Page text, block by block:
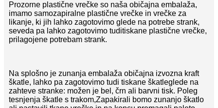
Prozorne plastične vrečke so naša običajna embalaža,
imamo samozapiralne plastične vrečke in vrečke za
likanje, ki jih lahko zagotovimo glede na potrebe strank,
seveda pa lahko zagotovimo tuditiskane plastične vrečke,
prilagojene potrebam strank.
Na splošno je zunanja embalaža običajna izvozna kraft
škatle, lahko pa zagotovimo tudi tiskane škatleglede na
zahteve stranke: možen je bel, črn ali barvni tisk. Poleg
tesnjenja škatle s trakom,Zapakirali bomo zunanjo škatlo